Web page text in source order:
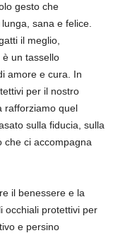
gesto che
sana e felice.
il meglio,
un tassello
amore e cura. In
per il nostro
rafforziamo quel
sulla fiducia, sulla
che ci accompagna
il benessere e la
occhiali protettivi per
e persino